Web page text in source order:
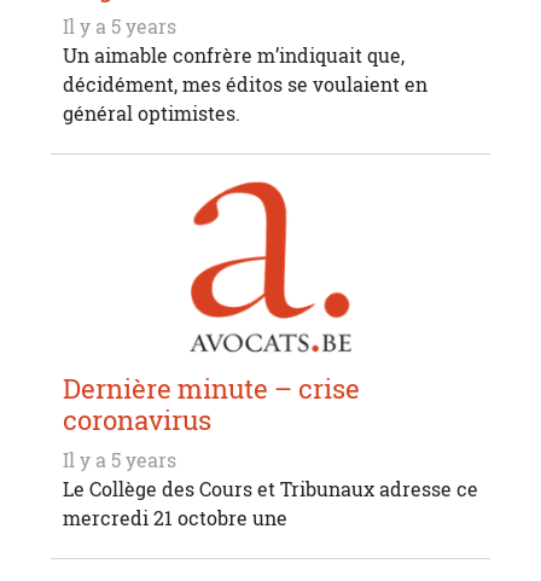
Il y a 5 years
Un aimable confrère m’indiquait que,
décidément, mes éditos se voulaient en
général optimistes.
Dernière minute – crise
coronavirus
Il y a 5 years
Le Collège des Cours et Tribunaux adresse ce
mercredi 21 octobre une